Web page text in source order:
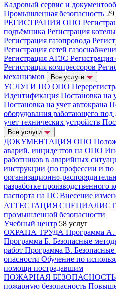
Кадровый сервис и
Промышленная безопасность 29
РЕГИСТРАЦИЯ ОПО
подъёмника Регистрация
Регистрация газопровода
Регистрация сетей
Регистрация АГЗС Регистрация
Регистрация компрессоров
механизмов
Все услуги
УСЛУГИ ПО ОПО
Идентификация Постановка на
Постановка на учет автокрана
оборудования работающего под
учет технических устройств
Все услуги
ДОКУМЕНТАЦИЯ ОПО
аварий, инцидентов на ОПО
работников в аварийных
инструкции (по профессии и по
организационно-
разработке производственного
паспорта на ПС Внесение
АТТЕСТАЦИЯ
промышленной безопасности
Учебный центр 58 услуг
ОХРАНА ТРУДА Программа А.
Программа Б. Безопасные
работ Программа В.
опасности Обучение по
помощи пострадавшим
ПОЖАРНАЯ БЕЗОПАСНОСТЬ
пожарную безопасность